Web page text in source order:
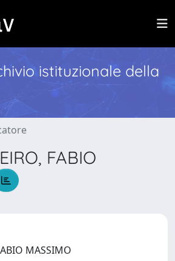
istituzionale della
FABIO
MASSIMO